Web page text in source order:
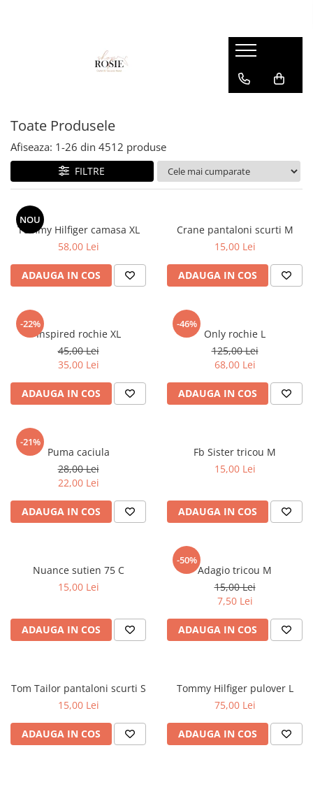
Femei
Genti
Blugi
Bluze/Topuri
Cardigane
Colanti
Fuste
Hanorace
Lenjerii si pijamale
Pantaloni
Pulovere
Rochii
Sacouri si Costume
Salopete
Sport
Copii
Bluze
Camasi
Geci
Hanorace
Pantaloni
Pantaloni scurti
Pulovere
sport
Tricouri si maiouri
Bluze
body
Camasi
Geci
Hanorace
Incaltaminte
Pantaloni scurti
Rochii&Fuste/Sacouri
Salopete
veste
Toate Produsele
Afiseaza: 1-26 din 4512 produse
FILTRE
NOU
Tommy Hilfiger camasa XL
58,00 Lei
ADAUGA IN COS
Crane pantaloni scurti M
15,00 Lei
ADAUGA IN COS
-22%
Inspired rochie XL
45,00 Lei
35,00 Lei
ADAUGA IN COS
-46%
Only rochie L
125,00 Lei
68,00 Lei
ADAUGA IN COS
-21%
Puma caciula
28,00 Lei
22,00 Lei
ADAUGA IN COS
Fb Sister tricou M
15,00 Lei
ADAUGA IN COS
Nuance sutien 75 C
15,00 Lei
ADAUGA IN COS
-50%
Adagio tricou M
15,00 Lei
7,50 Lei
ADAUGA IN COS
Tom Tailor pantaloni scurti S
15,00 Lei
ADAUGA IN COS
Tommy Hilfiger pulover L
75,00 Lei
ADAUGA IN COS